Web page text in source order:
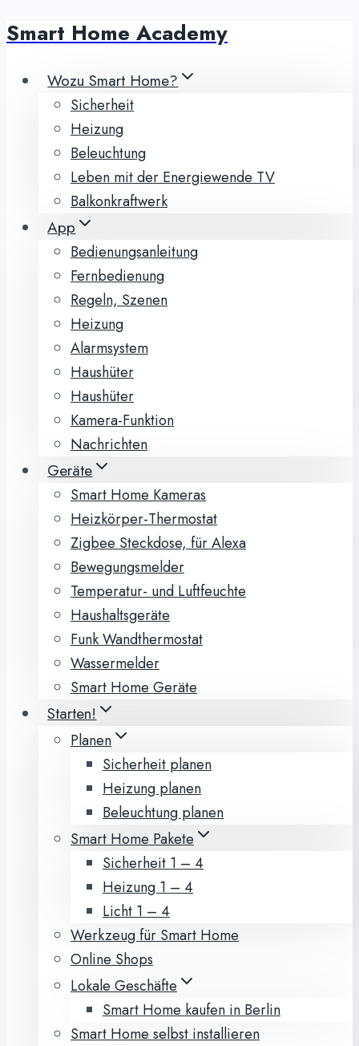
Zum
springen
Smart Home Academy
Wozu Smart Home?
Sicherheit
Heizung
Beleuchtung
Leben mit der Energiewende TV
Balkonkraftwerk
App
Bedienungsanleitung
Fernbedienung
Regeln, Szenen
Heizung
Alarmsystem
Haushüter
Haushüter
Kamera-Funktion
Nachrichten
Geräte
Smart Home Kameras
Heizkörper-Thermostat
Zigbee Steckdose, für Alexa
Bewegungsmelder
Temperatur- und Luftfeuchte
Haushaltsgeräte
Funk Wandthermostat
Wassermelder
Smart Home Geräte
Starten!
Planen
Sicherheit planen
Heizung planen
Beleuchtung planen
Smart Home Pakete
Sicherheit 1 – 4
Heizung 1 – 4
Licht 1 – 4
Werkzeug für Smart Home
Online Shops
Lokale Geschäfte
Smart Home kaufen in Berlin
Smart Home selbst installieren